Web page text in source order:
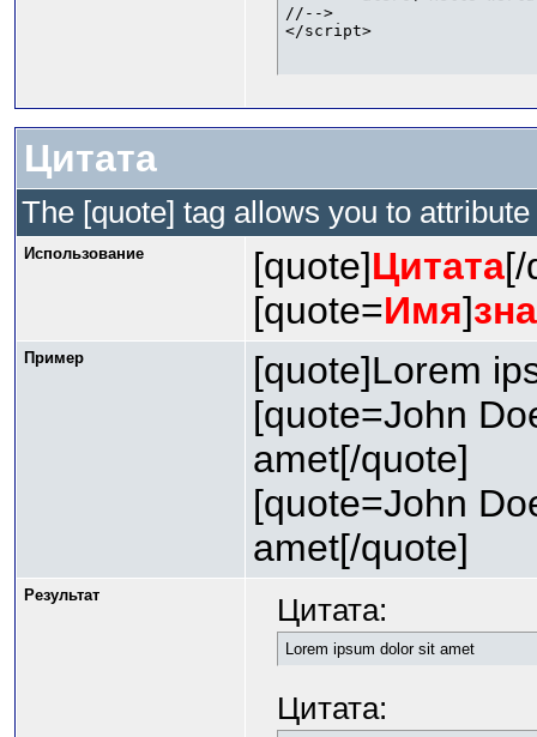
//-->
</script>
Цитата
The [quote] tag allows you to
Использование [quote]Цитата[/
[quote=Имя]
Пример
[quote]Lorem
[quote=John
amet[/quote]
[quote=John
amet[/quote]
Результат Цитата:
Lorem ipsum dolor sit amet
Цитата: